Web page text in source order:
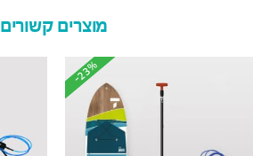
מוצרים קשורים
-23%
-23%